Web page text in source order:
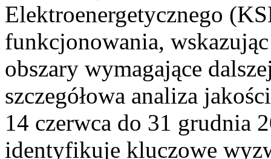
Elektroenergetycznego
funkcjonowania,
obszary wymagające
szczegółowa analiza
14 czerwca do 31 grudnia
identyfikuje kluczowe